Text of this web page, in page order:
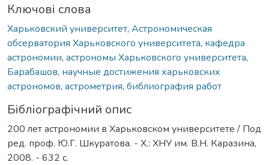
Ключові слова
Харьковский университет, Астрономическая
обсерватория Харьковского университета, кафедра
астрономии, астрономы Харьковского университета,
Барабашов, научные достижения харьковских
астрономов, астрометрия, библиография работ
Бібліографічний опис
200 лет астрономии в Харьковском университете / Под
ред. проф. Ю.Г. Шкуратова. - Х.: ХНУ им. В.Н. Каразина,
2008. - 632 с.